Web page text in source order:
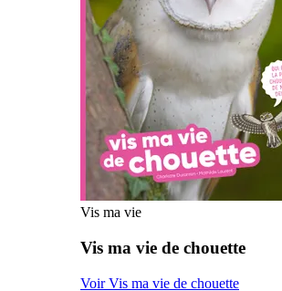
Vis ma vie
Vis ma vie de chouette
Voir Vis ma vie de chouette